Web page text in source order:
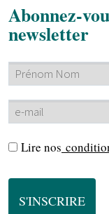
Abonnez-
newsletter
Lire nos